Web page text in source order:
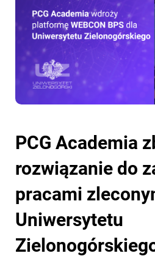
PCG Academia
rozwiązanie do
pracami
Uniwersytetu